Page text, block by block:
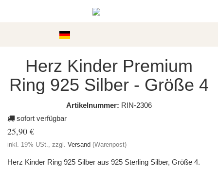
Herz Kinder Premium
Ring 925 Silber - Größe 4
Artikelnummer: RIN-2306
sofort verfügbar
25,90 €
inkl. 19% USt., zzgl. Versand (Warenpost)
Herz Kinder Ring 925 Silber aus 925 Sterling Silber, Größe 4.